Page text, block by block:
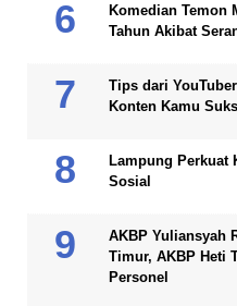
Komedian Temon
Tahun Akibat
Tips dari
Konten Kamu
Lampung Perkuat
Sosial
AKBP Yuliansyah
Timur, AKBP Heti
Personel